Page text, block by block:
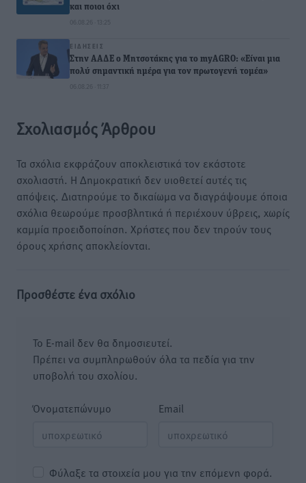
και ποιοι όχι
06.08.26 · 13:25
ΕΙΔΉΣΕΙΣ
Στην ΑΑΔΕ ο Μητσοτάκης για το myAGRO: «Είναι μια
πολύ σημαντική ημέρα για τον πρωτογενή τομέα»
06.08.26 · 11:37
Σχολιασμός Άρθρου
Τα σχόλια εκφράζουν αποκλειστικά τον εκάστοτε
σχολιαστή. Η Δημοκρατική δεν υιοθετεί αυτές τις
απόψεις. Διατηρούμε το δικαίωμα να διαγράψουμε όποια
σχόλια θεωρούμε προσβλητικά ή περιέχουν ύβρεις, χωρίς
καμμία προειδοποίηση. Χρήστες που δεν τηρούν τους
όρους χρήσης αποκλείονται.
Προσθέστε ένα σχόλιο
Το E-mail δεν θα δημοσιευτεί.
Πρέπει να συμπληρωθούν όλα τα πεδία για την
υποβολή του σχολίου.
Όνοματεπώνυμο Email
Φύλαξε τα στοιχεία μου για την επόμενη φορά.